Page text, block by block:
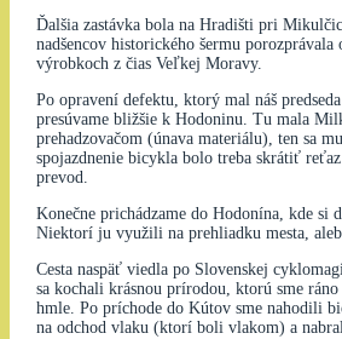
Ďalšia zastávka bola na Hradišti pri
nadšencov historického šermu porozprávala
výrobkoch z čias Veľkej Moravy.
Po opravení defektu, ktorý mal náš
presúvame bližšie k Hodoninu. Tu mala
prehadzovačom (únava materiálu), ten sa
spojazdnenie bicykla bolo treba skrátiť
prevod.
Konečne prichádzame do Hodonína, kde si
Niektorí ju využili na prehliadku mesta,
Cesta naspäť viedla po Slovenskej
sa kochali krásnou prírodou, ktorú sme
hmle. Po príchode do Kútov sme nahodili
na odchod vlaku (ktorí boli vlakom) a